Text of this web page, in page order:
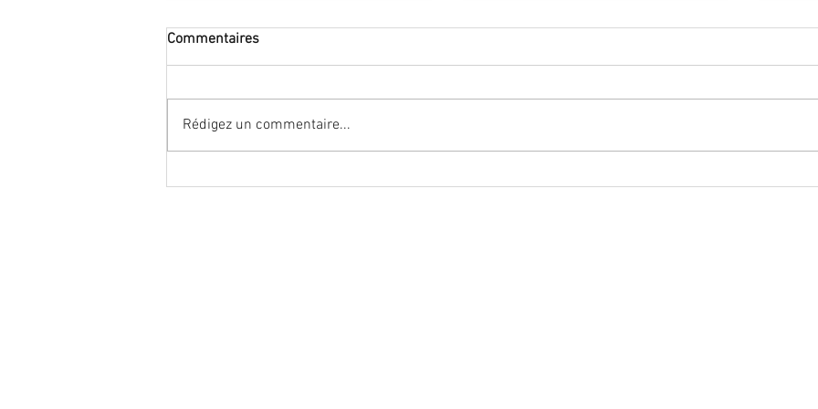
Commentaires
Rédigez un commentaire...